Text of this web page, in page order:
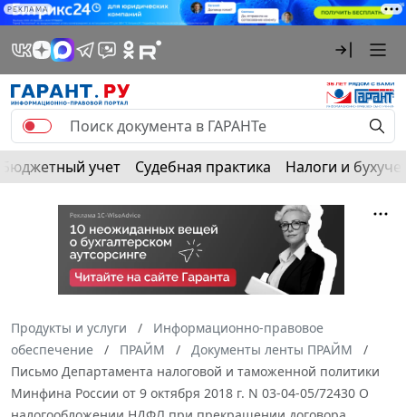
РЕКЛАМА
Бюджетный учет Судебная практика Налоги и
Продукты и услуги
Информационно-правовое
обеспечение
ПРАЙМ
Документы ленты ПРАЙМ
Письмо Департамента налоговой и таможенной политики
Минфина России от 9 октября 2018 г. N 03-04-05/72430 О